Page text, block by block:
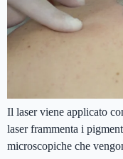
Il laser viene applicato
laser frammenta i
microscopiche che